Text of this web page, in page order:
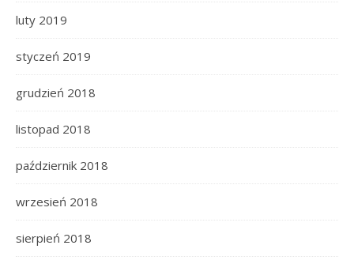
luty 2019
styczeń 2019
grudzień 2018
listopad 2018
październik 2018
wrzesień 2018
sierpień 2018